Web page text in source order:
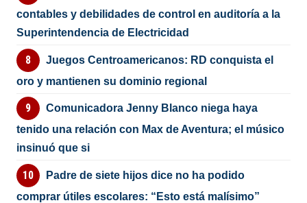
contables y debilidades de control en auditoría a la
Superintendencia de Electricidad
Juegos Centroamericanos: RD conquista el
oro y mantienen su dominio regional
Comunicadora Jenny Blanco niega haya
tenido una relación con Max de Aventura; el músico
insinuó que si
Padre de siete hijos dice no ha podido
comprar útiles escolares: “Esto está malísimo”